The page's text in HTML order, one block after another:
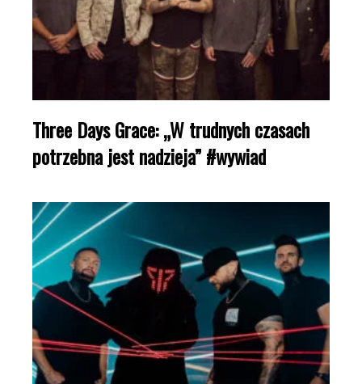
Three Days Grace: „W trudnych czasach
potrzebna jest nadzieja” #wywiad